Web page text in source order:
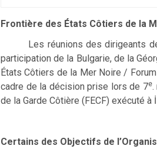
Frontière des États Côtiers de la
Les réunions des dirigeants
participation de la Bulgarie, de la
États Côtiers de la Mer Noire /
cadre de la décision prise lors de 7e.
de la Garde Côtière (FECF) exécuté
Certains des Objectifs de